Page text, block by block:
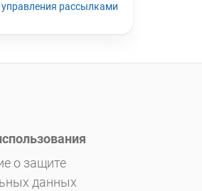
управления рассылками
о защите
данных